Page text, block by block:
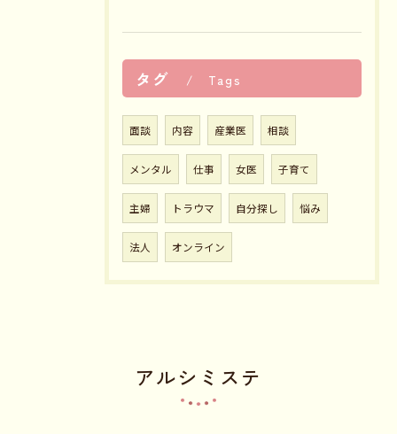
タグ Tags
面談 内容 産業医 相談
メンタル 仕事 女医 子育て
主婦 トラウマ 自分探し 悩み
法人 オンライン
アルシミステ